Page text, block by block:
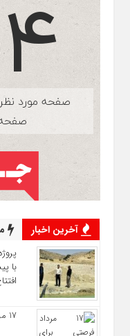
آخرین اخبار
17 مرداد فرصتی برای قدرشناسی